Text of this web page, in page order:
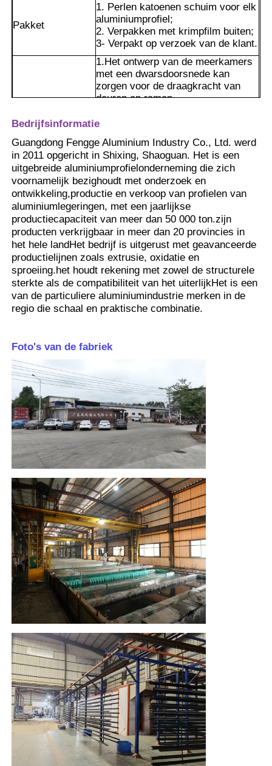
Thuis
Producten
Over ons
Fabriekstocht
Kwaliteitscontrole
Nieuws
Offerte Aanvragen
Extrusiealuminiumprofielen
Aluminiumkeukenprofielen
De Profielen van het aluminiumvenster
Aluminium Deurprofielen
Industriële aluminium-extrusie
Accessoires voor aluminiumprofielen
Openslaande raamprofielen
Gevelbekledingsprofielen
Gepolijst aluminium profiel
Pakket
1. Perlen katoenen schuim voor elk
aluminiumprofiel;
2. Verpakken met krimpfilm buiten;
3- Verpakt op verzoek van de klant.
Voordelen
1.Het ontwerp van de meerkamers
met een dwarsdoorsnede kan
zorgen voor de draagkracht van
deuren en ramen.
isolatie verbeteren.
aangevuld met hardware en
afdichtingsstrips, waardoor de
montage in een compleet
kastenvenster systeem wordt
vergemakkelijkt.
4.De meerkamerstructuur kan de
warmteoverdracht effectief
blokkeren.In combinatie met
afdichtingsstrips kan het de isolatie
en luchtdichtheid van deuren en
ramen verbeteren,voldoet aan de
eisen van energiebesparing van
gebouwen.
Bedrijfsinformatie
Guangdong Fengge Aluminium Industry Co., Ltd. werd
in 2011 opgericht in Shixing, Shaoguan. Het is een
uitgebreide aluminiumprofielonderneming die zich
voornamelijk bezighoudt met onderzoek en
ontwikkeling,productie en verkoop van profielen van
aluminiumlegeringen, met een jaarlijkse
productiecapaciteit van meer dan 50 000 ton.zijn
producten verkrijgbaar in meer dan 20 provincies in
het hele landHet bedrijf is uitgerust met geavanceerde
productielijnen zoals extrusie, oxidatie en
sproeiing.het houdt rekening met zowel de structurele
sterkte als de compatibiliteit van het uiterlijkHet is een
van de particuliere aluminiumindustrie merken in de
regio die schaal en praktische combinatie.
Foto's van de fabriek